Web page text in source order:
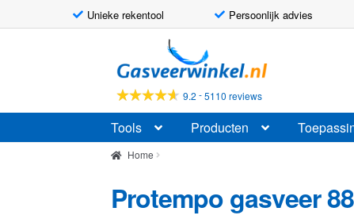
Unieke rekentool Persoonlijk advies
door
naar
navigatie
naar
de
inhoud
9.2 -5110 reviews
Tools Producten
Home
Protempo gasveer